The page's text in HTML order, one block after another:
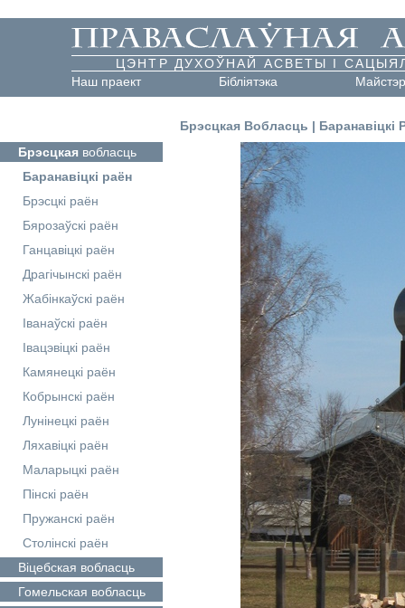
ЦЭНТР ДУХОЎНАЙ АСВЕТЫ І
Наш праект
Бібліятэка
Брэсцкая Вобласць | Баранавіцкі
Брэсцкая вобласць
Баранавіцкі раён
Брэсцкі раён
Бярозаўскі раён
Ганцавіцкі раён
Драгічынскі раён
Жабінкаўскі раён
Іванаўскі раён
Івацэвіцкі раён
Камянецкі раён
Кобрынскі раён
Лунінецкі раён
Ляхавіцкі раён
Маларыцкі раён
Пінскі раён
Пружанскі раён
Столінскі раён
Віцебская вобласць
Гомельская вобласць